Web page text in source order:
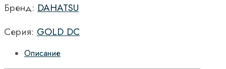
Бренд: DAHATSU
Серия: GOLD DC
Описание